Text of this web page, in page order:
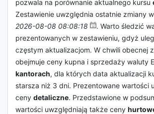
pozwala na porównanie aktualnego kursu
Zestawienie uwzględnia ostatnie zmiany
2026-08-08 08:08:18
. Warto śledzić
prezentowanych w zestawieniu, gdyż
częstym aktualizacjom. W chwili obecnej
obejmuje ceny kupna i sprzedaży waluty
kantorach, dla których data aktualizacji
starsza niż 3 dni. Prezentowane wartości
ceny detaliczne. Przedstawione w
wartości uwzględniają także ceny